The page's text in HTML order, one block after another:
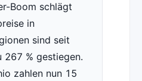
Boom schlägt
in
sind seit
267 % gestiegen.
zahlen nun 15